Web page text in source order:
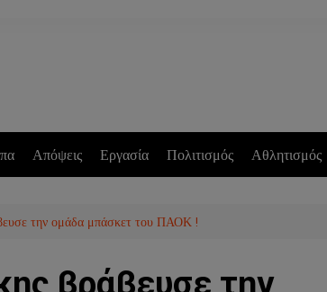
Απόψεις Εργασία Πολιτισμός Αθλητισμός
την ομάδα μπάσκετ του ΠΑΟΚ !
βράβευσε την